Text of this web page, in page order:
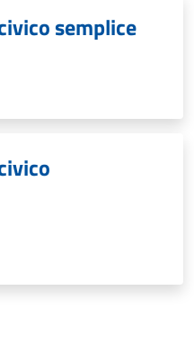
semplice